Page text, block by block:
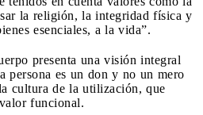
la religión, la integridad física y
esenciales, a la vida”.
presenta una visión integral
persona es un don y no un mero
cultura de la utilización, que
funcional.